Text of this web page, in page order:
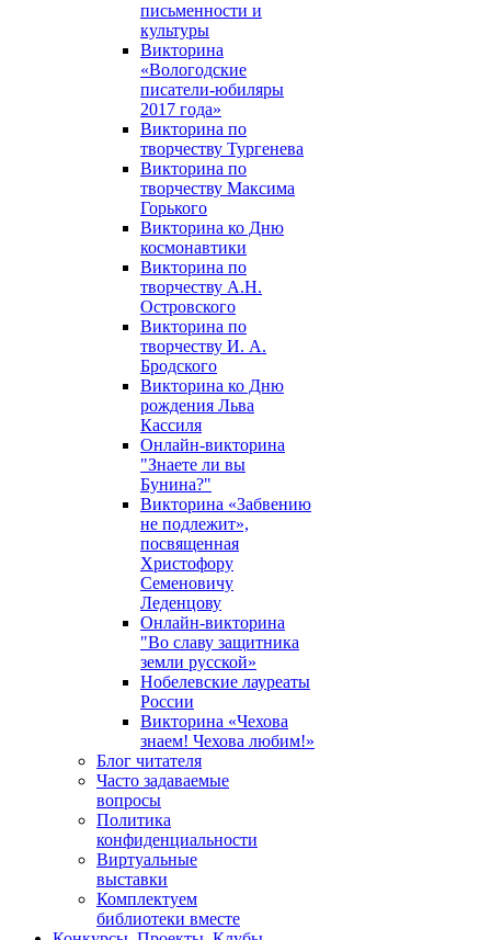
письменности и
культуры
Викторина
«Вологодские
писатели-юбиляры
2017 года»
Викторина по
творчеству Тургенева
Викторина по
творчеству Максима
Горького
Викторина ко Дню
космонавтики
Викторина по
творчеству А.Н.
Островского
Викторина по
творчеству И. А.
Бродского
Викторина ко Дню
рождения Льва
Кассиля
Онлайн-викторина
"Знаете ли вы
Бунина?"
Викторина «Забвению
не подлежит»,
посвященная
Христофору
Семеновичу
Леденцову
Онлайн-викторина
"Во славу защитника
земли русской»
Нобелевские лауреаты
России
Викторина «Чехова
знаем! Чехова любим!»
Блог читателя
Часто задаваемые
вопросы
Политика
конфиденциальности
Виртуальные
выставки
Комплектуем
библиотеки вместе